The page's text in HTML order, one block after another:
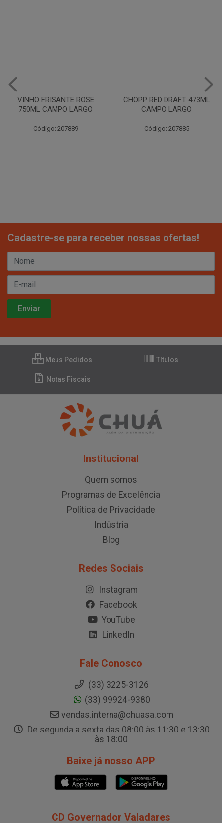
CHOPP RED DRAFT 473ML
CHOPP RED DRAFT 500ML
Cadastre-se para receber nossas ofertas!
Meus Pedidos Títulos
Notas Fiscais
Institucional
Quem somos
Programas de Excelência
Política de Privacidade
Indústria
Blog
Redes Sociais
Instagram
Facebook
YouTube
LinkedIn
Fale Conosco
(33) 3225-3126
(33) 99924-9380
vendas.interna@chuasa.com
De segunda a sexta das 08:00 às 11:30 e 13:30
às 18:00
Baixe já nosso APP
CD Governador Valadares